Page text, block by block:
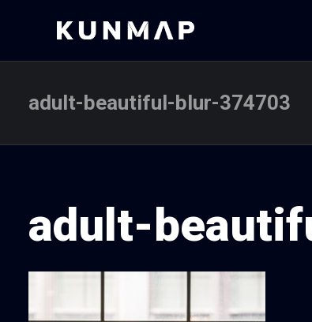
adult-beautiful-blur-374703
adult-